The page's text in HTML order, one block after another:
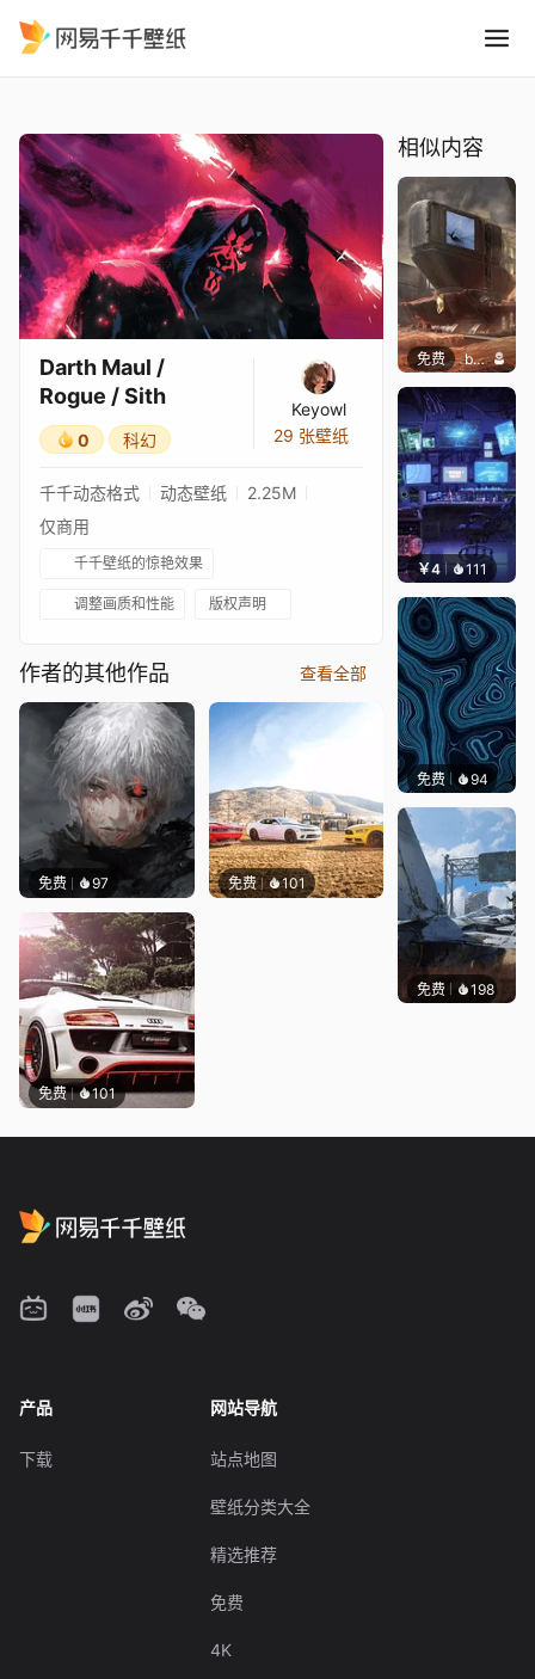
Darth Maul /
Rogue / Sith
0 科幻
Keyowl
29 张壁纸
千千动态格式 动态壁纸
2.25M
仅商用
千千壁纸的惊艳效果
调整画质和性能 版权声明
作者的其他作品 查看全部
免费 97 免费 101
免费 101
相似内容
免费 butcho
￥4 111 楚梦缘
免费 94
免费 198
产品
下载
网站导航
站点地图
壁纸分类大全
精选推荐
免费
4K